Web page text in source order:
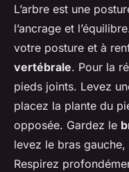
L’arbre est une
l’ancrage et
votre posture et à
vertébrale. Pour la
pieds joints. Levez
placez la plante du
opposée. Gardez le
levez le bras
Respirez